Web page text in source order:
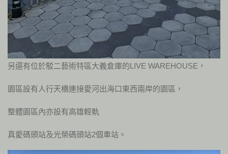
另還有位於駁二藝術特區大義倉庫的LIVE WAREHOUSE，
園區設有人行天橋連接愛河出海口東西兩岸的園區，
整體園區內亦設有高雄輕軌
真愛碼頭站及光榮碼頭站2個車站。